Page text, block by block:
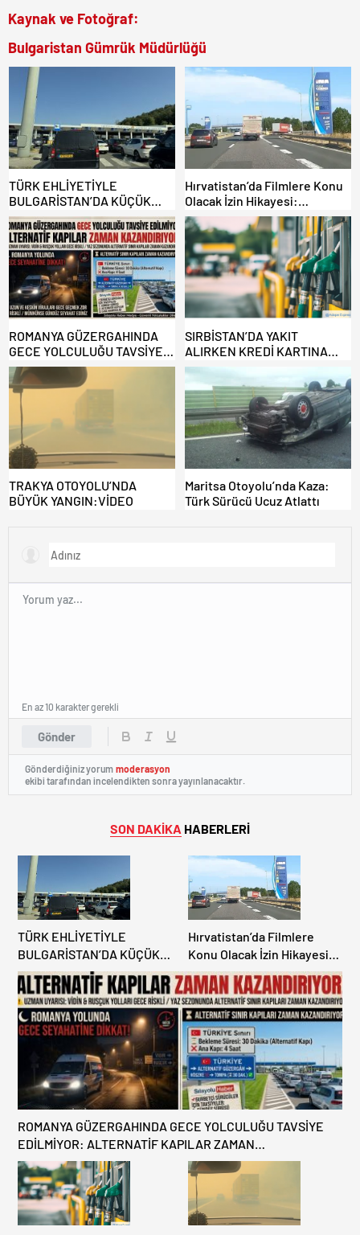
Kaynak ve Fotoğraf:
Bulgaristan Gümrük Müdürlüğü
TÜRK EHLİYETİYLE
BULGARİSTAN’DA KÜÇÜK
HATA, ARACINA 6 AY EL
KONULMASINA YOL AÇTI
Hırvatistan’da Filmlere Konu
Olacak İzin Hikayesi:
Benzinlikte Eşini Unuttu!
ROMANYA GÜZERGAHINDA
GECE YOLCULUĞU TAVSİYE
EDİLMİYOR: ALTERNATİF
KAPILAR ZAMAN
KAZANDIRIYOR!
SIRBİSTAN’DA YAKIT
ALIRKEN KREDİ KARTINA
DİKKAT: MAĞDUR OLMAYIN!
TRAKYA OTOYOLU’NDA
BÜYÜK YANGIN:VİDEO
Maritsa Otoyolu’nda Kaza:
Türk Sürücü Ucuz Atlattı
Gönder
En az 10 karakter gerekli
Gönderdiğiniz yorum moderasyon
ekibi tarafından incelendikten sonra yayınlanacaktır.
SON DAKİKA HABERLERİ
TÜRK EHLİYETİYLE
BULGARİSTAN’DA KÜÇÜK
HATA, ARACINA 6 AY EL
KONULMASINA YOL AÇTI
Hırvatistan’da Filmlere
Konu Olacak İzin Hikayesi:
Benzinlikte Eşini Unuttu!
ROMANYA GÜZERGAHINDA GECE YOLCULUĞU TAVSİYE
EDİLMİYOR: ALTERNATİF KAPILAR ZAMAN
KAZANDIRIYOR!